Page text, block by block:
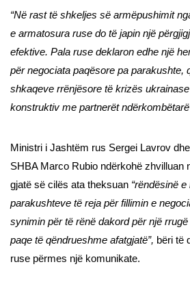
“Në rast të shkeljes së armëpushimit
e armatosura ruse do të japin një
efektive. Pala ruse deklaron edhe një
për negociata paqësore pa parakushte,
shkaqeve rrënjësore të krizës
konstruktiv me partnerët
Ministri i Jashtëm rus Sergei Lavrov
SHBA Marco Rubio ndërkohë zhvilluan
gjatë së cilës ata theksuan “rëndësinë
parakushteve të reja për fillimin e
synimin për të rënë dakord për një
paqe të qëndrueshme afatgjatë”, bëri të
ruse përmes një komunikate.